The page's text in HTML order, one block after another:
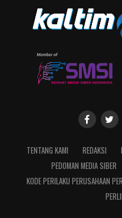
TENTANG KAMI REDAKSI
PEDOMAN MEDIA SIBER
KODE PERILAKU PERUSAHAAN